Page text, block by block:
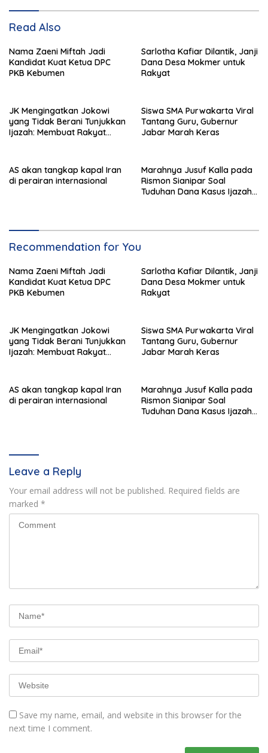
Read Also
Nama Zaeni Miftah Jadi
Kandidat Kuat Ketua DPC
PKB Kebumen
Sarlotha Kafiar Dilantik, Janji
Dana Desa Mokmer untuk
Rakyat
JK Mengingatkan Jokowi
yang Tidak Berani Tunjukkan
Ijazah: Membuat Rakyat
Siswa SMA Purwakarta Viral
Tantang Guru, Gubernur
Jabar Marah Keras
AS akan tangkap kapal Iran
di perairan internasional
Marahnya Jusuf Kalla pada
Rismon Sianipar Soal
Tuduhan Dana Kasus Ijazah
Recommendation for You
Nama Zaeni Miftah Jadi
Kandidat Kuat Ketua DPC
PKB Kebumen
Sarlotha Kafiar Dilantik, Janji
Dana Desa Mokmer untuk
Rakyat
JK Mengingatkan Jokowi
yang Tidak Berani Tunjukkan
Ijazah: Membuat Rakyat
Siswa SMA Purwakarta Viral
Tantang Guru, Gubernur
Jabar Marah Keras
AS akan tangkap kapal Iran
di perairan internasional
Marahnya Jusuf Kalla pada
Rismon Sianipar Soal
Tuduhan Dana Kasus Ijazah
Leave a Reply
Your email address will not be published. Required fields are
marked *
Save my name, email, and website in this browser for the
next time I comment.